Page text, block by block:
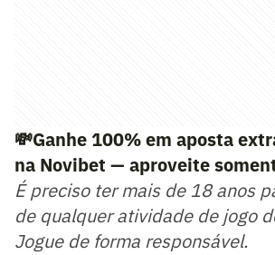
💸Ganhe 100% em aposta
na Novibet — aproveite
É preciso ter mais de 18 anos
de qualquer atividade de jogo
Jogue de forma responsável.